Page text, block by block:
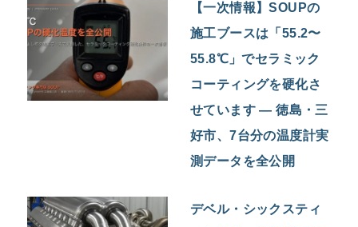
【一次情報】SOUPの
施工ブースは「55.2〜
55.8℃」でセラミック
コーティングを硬化さ
せています — 徳島・三
好市、7台分の温度計実
測データを全公開
デベル・シックスティ